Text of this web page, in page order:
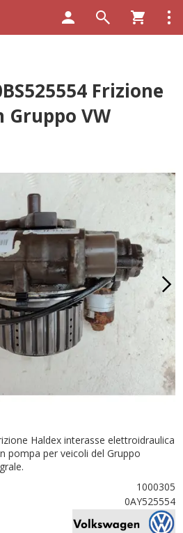
Frizione
Gruppo VW
Haldex interasse elettroidraulica
pompa per veicoli del Gruppo
1000305
0AY525554